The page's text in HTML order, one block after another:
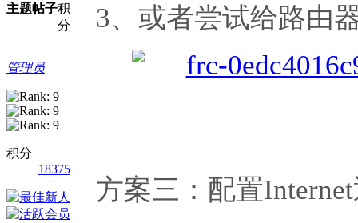
主题帖子积
分
管理员
积分
18375
3、或者尝试给路由
方案三：配置